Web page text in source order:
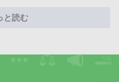
と読む